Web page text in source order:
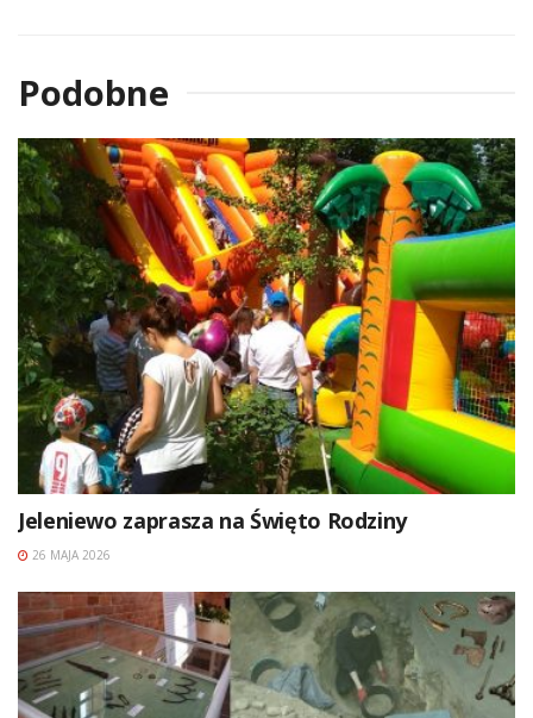
Podobne
Jeleniewo zaprasza na Święto Rodziny
26 MAJA 2026